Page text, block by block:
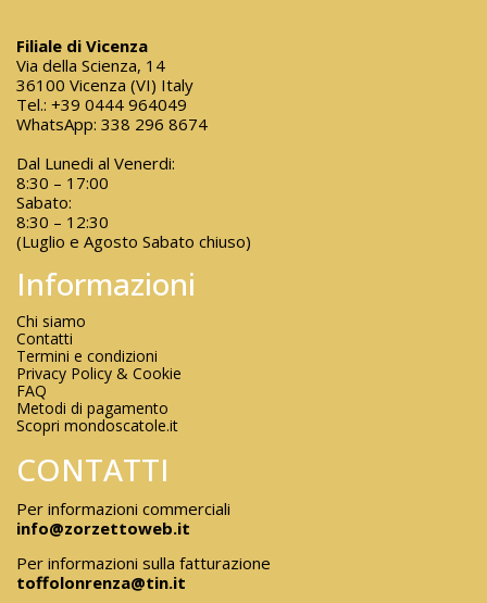
Filiale di Vicenza
Via della Scienza, 14
36100 Vicenza (VI) Italy
Tel.: +39 0444 964049
WhatsApp: 338 296 8674
Dal Lunedi al Venerdi:
8:30 – 17:00
Sabato:
8:30 – 12:30
(Luglio e Agosto Sabato chiuso)
Informazioni
Chi siamo
Contatti
Termini e condizioni
Privacy Policy & Cookie
FAQ
Metodi di pagamento
Scopri mondoscatole.it
CONTATTI
Per informazioni commerciali
info@zorzettoweb.it
Per informazioni sulla fatturazione
toffolonrenza@tin.it